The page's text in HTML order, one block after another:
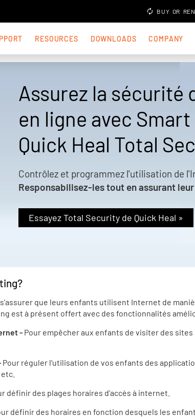
BUY OR
RESOURCES DOWNLOADS COMPANY
Assurez la sécurité
en ligne avec
Quick Heal Total
Contrôlez et programmez l'utilisation de
Responsabilisez-les tout en assurant
Essayez Total Security de Quick Heal »
que leurs enfants utilisent Internet de
est à présent offert avec des fonctionnalités
- Pour empêcher aux enfants de visiter des
Pour réguler l'utilisation de vos enfants des
définir des plages horaires d'accès à internet.
définir des horaires en fonction desquels les